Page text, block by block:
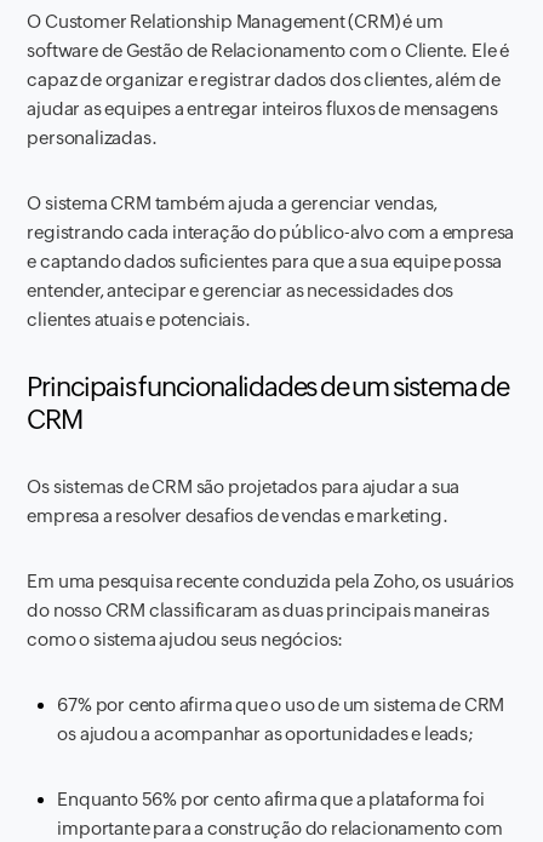
O Customer Relationship Management (CRM) é um
software de Gestão de Relacionamento com o Cliente. Ele é
capaz de organizar e registrar dados dos clientes, além de
ajudar as equipes a entregar inteiros fluxos de mensagens
personalizadas.
O sistema CRM também ajuda a gerenciar vendas,
registrando cada interação do público-alvo com a empresa
e captando dados suficientes para que a sua equipe possa
entender, antecipar e gerenciar as necessidades dos
clientes atuais e potenciais.
Principais funcionalidades de um sistema de
CRM
Os sistemas de CRM são projetados para ajudar a sua
empresa a resolver desafios de vendas e marketing.
Em uma pesquisa recente conduzida pela Zoho, os usuários
do nosso CRM classificaram as duas principais maneiras
como o sistema ajudou seus negócios:
67% por cento afirma que o uso de um sistema de CRM
os ajudou a acompanhar as oportunidades e leads;
Enquanto 56% por cento afirma que a plataforma foi
importante para a construção do relacionamento com